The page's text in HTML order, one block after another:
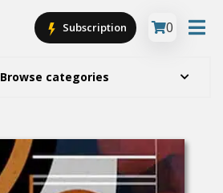
Browse categories
Subscription 0